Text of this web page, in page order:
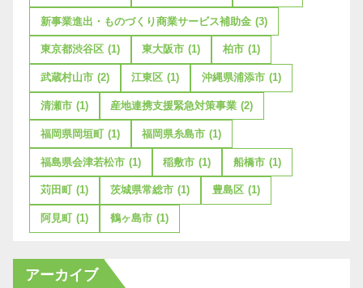
新事業進出・ものづくり商業サービス補助金 (3)
東京都渋谷区 (1) 東大阪市 (1) 柏市 (1)
武蔵村山市 (2) 江東区 (1) 沖縄県浦添市 (1)
清瀬市 (1) 産地連携支援緊急対策事業 (2)
福岡県岡垣町 (1) 福岡県糸島市 (1)
福島県会津若松市 (1) 稲敷市 (1) 船橋市 (1)
苅田町 (1) 茨城県常総市 (1) 豊島区 (1)
阿見町 (1) 鶴ヶ島市 (1)
アーカイブ